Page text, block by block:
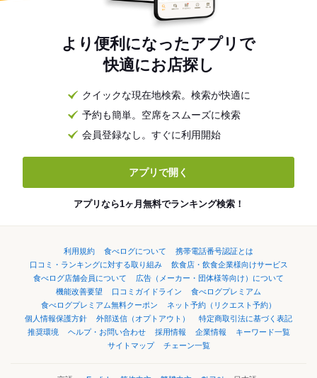
より便利になったアプリで
快適にお店探し
クイックな現在地検索。検索が快適に
予約も簡単。空席をスムーズに検索
会員登録なし。すぐに利用開始
アプリで開く
アプリなら1ヶ月無料でランキング検索！
利用規約 食べログについて
携帯電話番号認証とは
口コミ・ランキングに対する取り組み
飲食店・飲食企業様向けサービス
食べログ店舗会員について
広告（メーカー・団体様等向け）について
機能改善要望
口コミガイドライン
食べログプレミアム
食べログプレミアム無料クーポン
ネット予約（リクエスト予約）
個人情報保護方針
外部送信（オプトアウト）
特定商取引法に基づく表記
推奨環境
ヘルプ・お問い合わせ 採用情報 企業情報
キーワード一覧
サイトマップ
チェーン一覧